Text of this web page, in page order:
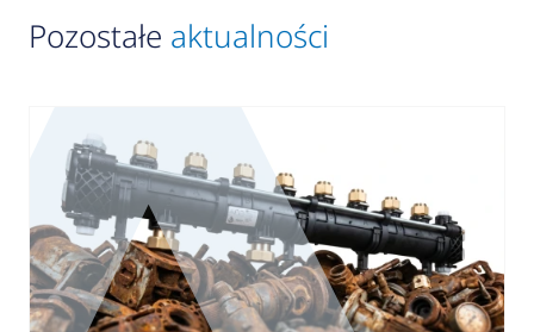
Pozostałe aktualności